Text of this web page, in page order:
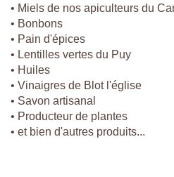
• Miels de nos apiculteurs du
• Bonbons
• Pain d'épices
• Lentilles vertes du Puy
• Huiles
• Vinaigres de Blot l'église
• Savon artisanal
• Producteur de plantes
• et bien d'autres produits...